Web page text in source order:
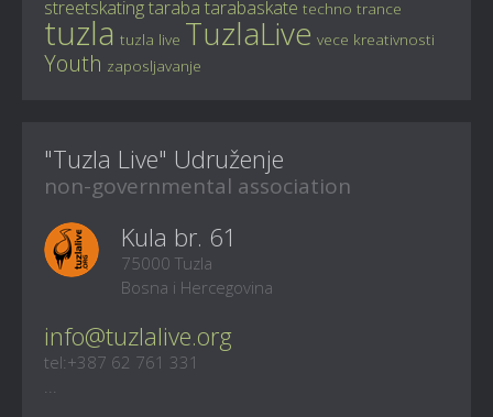
streetskatingtaraba tarabaskate techno trance
tuzla tuzla live TuzlaLive vece kreativnosti
Youth zaposljavanje
"Tuzla Live" Udruženje
non-governmental association
Kula br. 61
75000 Tuzla
Bosna i Hercegovina
info@tuzlalive.org
tel:+387 62 761 331
...